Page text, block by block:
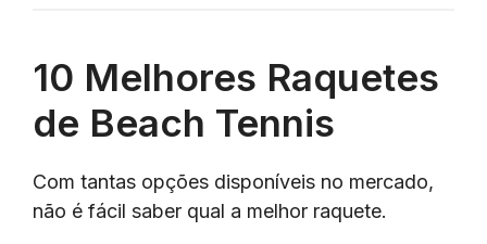
10 Melhores Raquetes
de Beach Tennis
Com tantas opções disponíveis no mercado,
não é fácil saber qual a melhor raquete.